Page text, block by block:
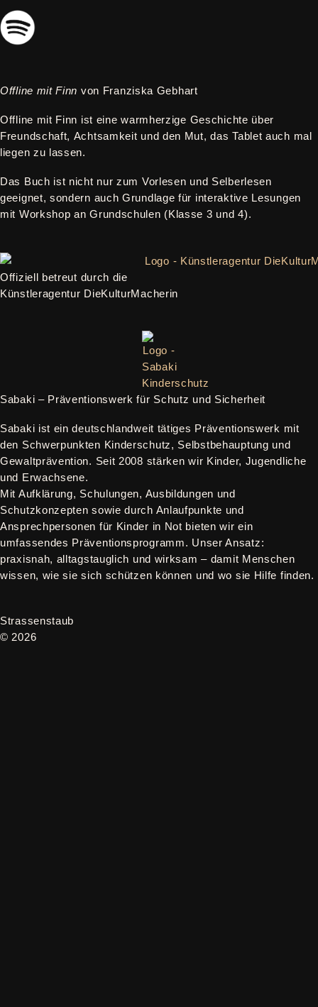
Offline mit Finn von Franziska Gebhart
Offline mit Finn ist eine warmherzige Geschichte über
Freundschaft, Achtsamkeit und den Mut, das Tablet auch mal
liegen zu lassen.
Das Buch ist nicht nur zum Vorlesen und Selberlesen
geeignet, sondern auch Grundlage für interaktive Lesungen
mit Workshop an Grundschulen (Klasse 3 und 4).
Offiziell betreut durch die
Künstleragentur DieKulturMacherin
Sabaki – Präventionswerk für Schutz und Sicherheit
Sabaki ist ein deutschlandweit tätiges Präventionswerk mit
den Schwerpunkten Kinderschutz, Selbstbehauptung und
Gewaltprävention. Seit 2008 stärken wir Kinder, Jugendliche
und Erwachsene.
Mit Aufklärung, Schulungen, Ausbildungen und
Schutzkonzepten sowie durch Anlaufpunkte und
Ansprechpersonen für Kinder in Not bieten wir ein
umfassendes Präventionsprogramm. Unser Ansatz:
praxisnah, alltagstauglich und wirksam – damit Menschen
wissen, wie sie sich schützen können und wo sie Hilfe finden.
Strassenstaub
© 2026